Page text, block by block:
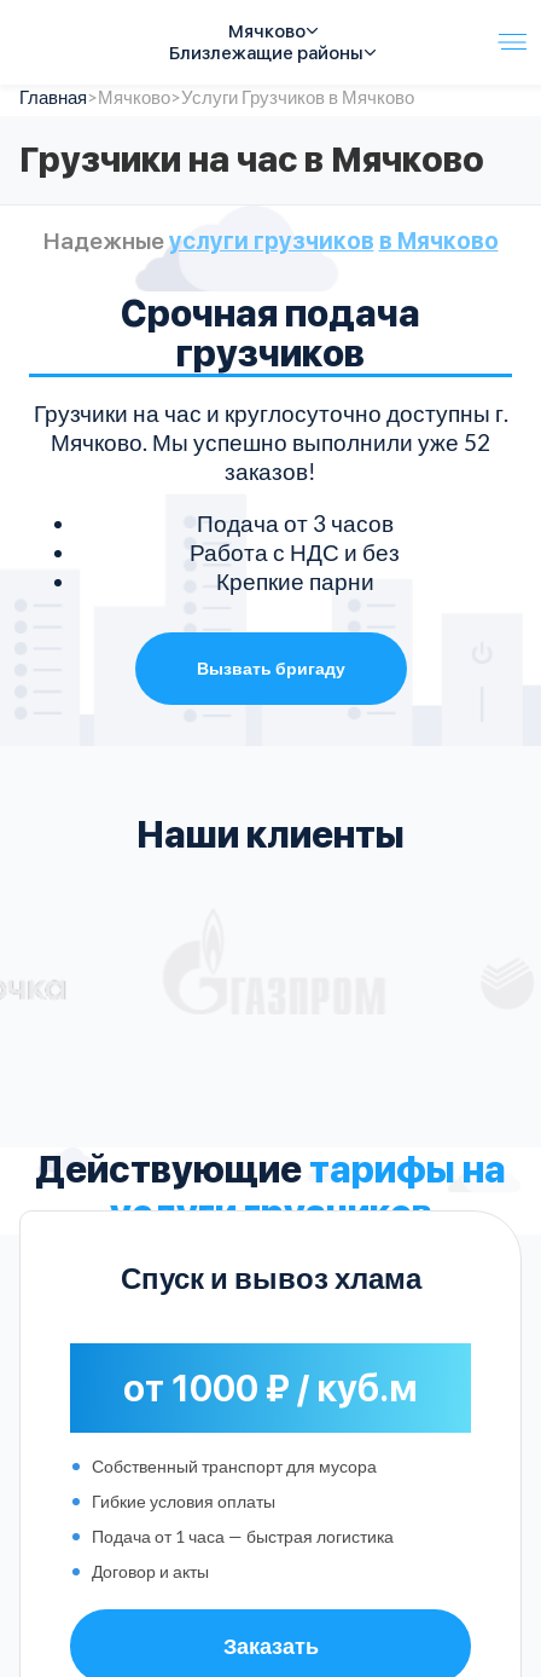
Мячково
Близлежащие районы
Услуги
Автопарк
Тарифы
О компании
Отзывы
Спецтехника
FAQ
Главная>Мячково>Услуги Грузчиков в Мячково
Грузчики на час в Мячково
Надежныеуслуги грузчиков в Мячково
Срочная подача
грузчиков
Грузчики на час и круглосуточно доступны г.
Мячково. Мы успешно выполнили уже 52
заказов!
Подача от 3 часов
Работа с НДС и без
Крепкие парни
Вызвать бригаду
Наши клиенты
Действующиетарифы на
услуги грузчиков
Спуск и вывоз хлама
от 1000 ₽ / куб.м
Собственный транспорт для мусора
Гибкие условия оплаты
Подача от 1 часа — быстрая логистика
Договор и акты
Заказать